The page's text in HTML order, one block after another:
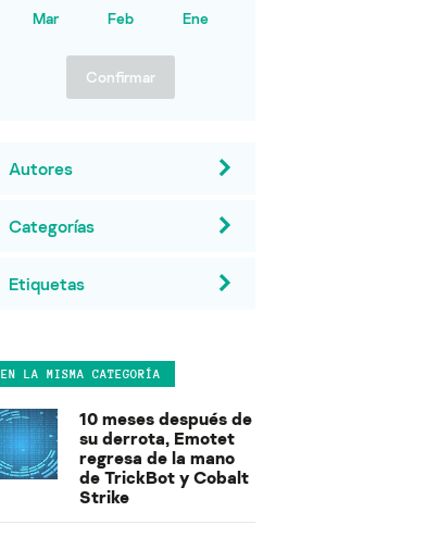
Mar
Feb Ene
Confirmar
Autores
Categorías
Etiquetas
EN LA MISMA CATEGORÍA
10 meses después de
su derrota, Emotet
regresa de la mano
de TrickBot y Cobalt
Strike